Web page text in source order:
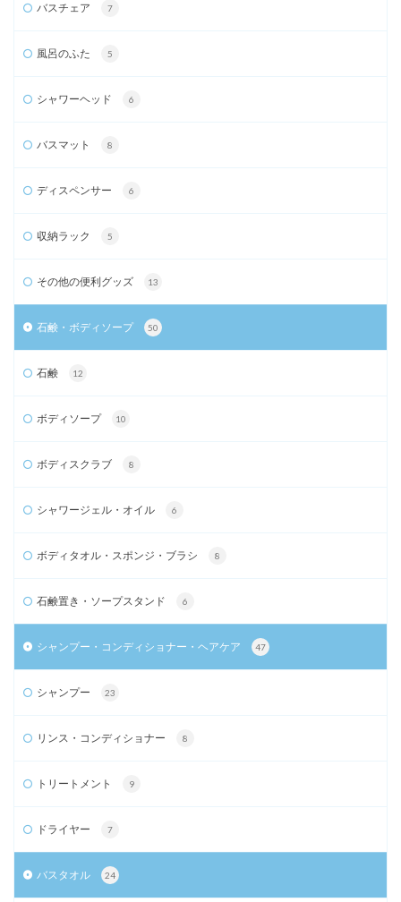
バスチェア 7
風呂のふた 5
シャワーヘッド 6
バスマット 8
ディスペンサー 6
収納ラック 5
その他の便利グッズ 13
石鹸・ボディソープ 50
石鹸 12
ボディソープ 10
ボディスクラブ 8
シャワージェル・オイル 6
ボディタオル・スポンジ・ブラシ 8
石鹸置き・ソープスタンド 6
シャンプー・コンディショナー・ヘアケア 47
シャンプー 23
リンス・コンディショナー 8
トリートメント 9
ドライヤー 7
バスタオル 24